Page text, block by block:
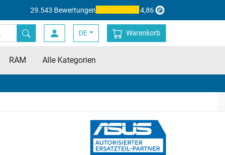
29.543 Bewertungen 4,86
DE Warenkorb
RAM Alle Kategorien